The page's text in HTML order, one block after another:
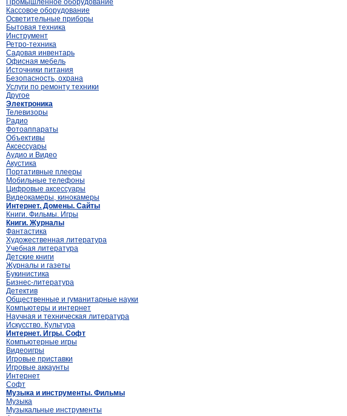
Промышленное оборудование
Кассовое оборудование
Осветительные приборы
Бытовая техника
Инструмент
Ретро-техника
Садовая инвентарь
Офисная мебель
Источники питания
Безопасность, охрана
Услуги по ремонту техники
Другое
Электроника
Телевизоры
Радио
Фотоаппараты
Объективы
Аксессуары
Аудио и Видео
Акустика
Портативные плееры
Мобильные телефоны
Цифровые аксессуары
Видеокамеры, кинокамеры
Интернет. Домены. Сайты
Книги. Фильмы. Игры
Книги. Журналы
Фантастика
Художественная литература
Учебная литература
Детские книги
Журналы и газеты
Букинистика
Бизнес-литература
Детектив
Общественные и гуманитарные науки
Компьютеры и интернет
Научная и техническая литература
Искусство. Культура
Интернет. Игры. Софт
Компьютерные игры
Видеоигры
Игровые приставки
Игровые аккаунты
Интернет
Софт
Музыка и инструменты. Фильмы
Музыка
Музыкальные инструменты